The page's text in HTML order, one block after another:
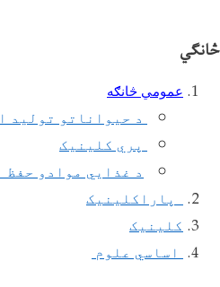
څانګي
عمومي څانګه
د حیواناتو تولید
پري کلینیک
د غذایي موادو حفظ
پاراکلینیک
کلینیک
اساسي علوم